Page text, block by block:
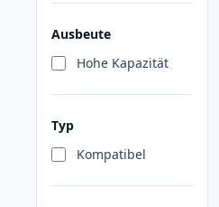
Ausbeute
Hohe Kapazität
Typ
Kompatibel